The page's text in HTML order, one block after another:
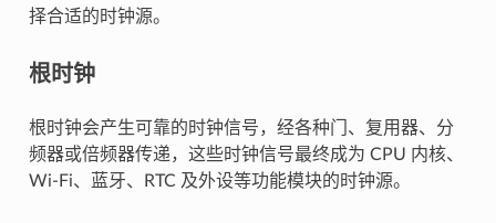
择合适的时钟源。
根时钟
根时钟会产生可靠的时钟信号，经各种门、复用器、分
频器或倍频器传递，这些时钟信号最终成为 CPU 内核、
Wi-Fi、蓝牙、RTC 及外设等功能模块的时钟源。